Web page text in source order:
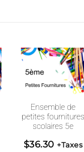
Ensemble de
petites fournitures
scolaires 5e
$36.30 +Taxes